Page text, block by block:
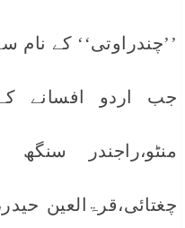
’’چندراوتی‘‘ کے نام
جب اردو افسانے
منٹو،راجندر
چغتائی،قرۃالعین